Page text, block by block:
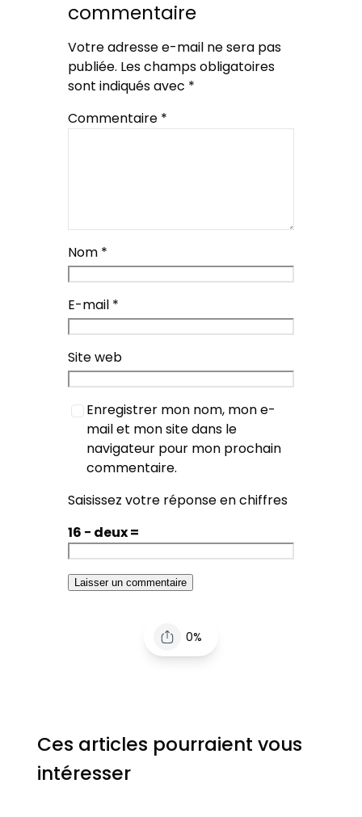
commentaire
Votre adresse e-mail ne sera pas
publiée. Les champs obligatoires
sont indiqués avec *
Commentaire *
Nom *
E-mail *
Site web
Enregistrer mon nom, mon e-
mail et mon site dans le
navigateur pour mon prochain
commentaire.
Saisissez votre réponse en chiffres
16 − deux =
0%
Ces articles pourraient vous
intéresser